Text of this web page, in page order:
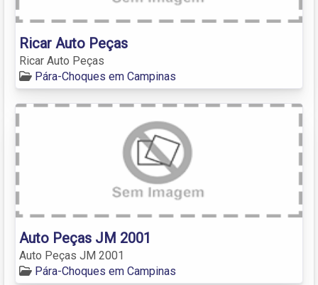
Ricar Auto Peças
Ricar Auto Peças
Pára-Choques em Campinas
Auto Peças JM 2001
Auto Peças JM 2001
Pára-Choques em Campinas